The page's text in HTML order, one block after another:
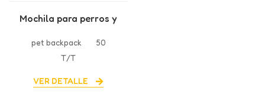
Mochila para perros y
pet backpack
50
T/T
VER DETALLE